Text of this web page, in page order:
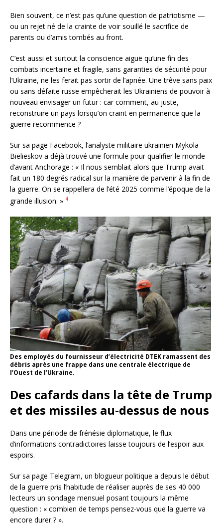
Bien souvent, ce n’est pas qu’une question de patriotisme —
ou un rejet né de la crainte de voir souillé le sacrifice de
parents ou d’amis tombés au front.
C’est aussi et surtout la conscience aiguë qu’une fin des
combats incertaine et fragile, sans garanties de sécurité pour
l’Ukraine, ne les ferait pas sortir de l’apnée. Une trêve sans paix
ou sans défaite russe empêcherait les Ukrainiens de pouvoir à
nouveau envisager un futur : car comment, au juste,
reconstruire un pays lorsqu’on craint en permanence que la
guerre recommence ?
Sur sa page Facebook, l’analyste militaire ukrainien Mykola
Bielieskov a déjà trouvé une formule pour qualifier le monde
d’avant Anchorage : « Il nous semblait alors que Trump avait
fait un 180 degrés radical sur la manière de parvenir à la fin de
la guerre. On se rappellera de l’été 2025 comme l’époque de la
grande illusion. » 4
Des employés du fournisseur d’électricité DTEK ramassent des
débris après une frappe dans une centrale électrique de
l’Ouest de l’Ukraine.
Des cafards dans la tête de Trump
et des missiles au-dessus de nous
Dans une période de frénésie diplomatique, le flux
d’informations contradictoires laisse toujours de l’espoir aux
espoirs.
Sur sa page Telegram, un blogueur politique a depuis le début
de la guerre pris l’habitude de réaliser auprès de ses 40 000
lecteurs un sondage mensuel posant toujours la même
question : « combien de temps pensez-vous que la guerre va
encore durer ? ».